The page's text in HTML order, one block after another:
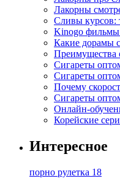
Лакорны
Сливы курсов:
Kinogo фильмы
Какие дорамы
Преимущества
Сигареты
Сигареты
Почему
Сигареты
Онлайн-
Корейские
Интересное
порно рулетка 18